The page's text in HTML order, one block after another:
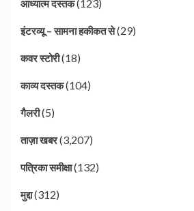
आध्यात्म दस्तक(123)
इंटरव्यू – सामना हकीकत से(29)
कवर स्टोरी(18)
काव्य दस्तक(104)
गैलरी(5)
ताज़ा खबर(3,207)
पत्रिका समीक्षा(132)
मुद्दा(312)